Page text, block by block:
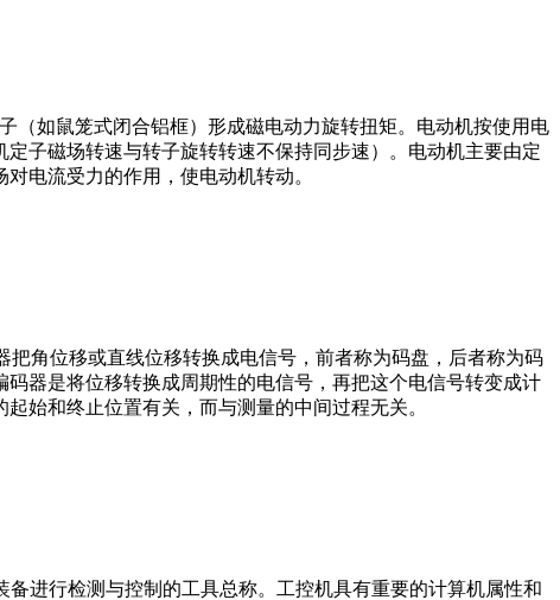
（如鼠笼式闭合铝框）形成磁电动力旋转扭矩。电动机按使用电
子磁场转速与转子旋转转速不保持同步速）。电动机主要由定
电流受力的作用，使电动机转动。
角位移或直线位移转换成电信号，前者称为码盘，后者称为码
器是将位移转换成周期性的电信号，再把这个电信号转变成计
始和终止位置有关，而与测量的中间过程无关。
备进行检测与控制的工具总称。工控机具有重要的计算机属性和